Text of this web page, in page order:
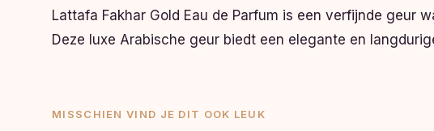
Lattafa Fakhar Gold Eau de Parfum is een verfijnde geur
Deze luxe Arabische geur biedt een elegante en
MISSCHIEN VIND JE DIT OOK LEUK